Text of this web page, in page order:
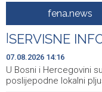
Announcement
19:10
Rudari
ponovo vratio u jamu
19:03
Sarajevo Film
Kinoscope Surreal
fena.news
SERVISNE
07.08.2026 14:16
U Bosni i Hercegovini
poslijepodne lokalni